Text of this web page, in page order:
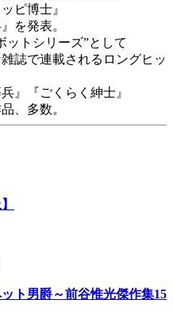
ピ博士』
を発表。
ットシリーズ”として
誌で連載されるロングヒッ
』『ごくらく紳士』
、多数。
ト男爵～前谷惟光傑作集15